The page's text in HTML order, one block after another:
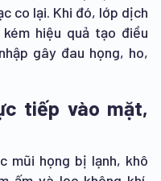
co lại. Khi đó, lớp dịch
hiệu quả tạo điều
gây đau họng, ho,
tiếp vào mặt,
mũi họng bị lạnh, khô